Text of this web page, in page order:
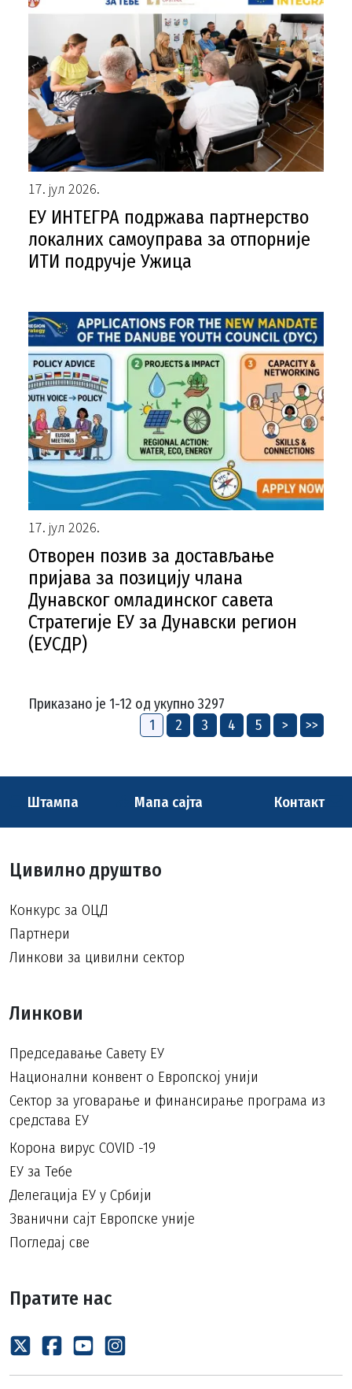
17. јул 2026.
ЕУ ИНТЕГРА подржава партнерство
локалних самоуправа за отпорније
ИТИ подручје Ужица
17. јул 2026.
Отворен позив за достављање
пријава за позицију члана
Дунавског омладинског савета
Стратегије ЕУ за Дунавски регион
(ЕУСДР)
Приказано је 1-12 од укупно 3297
1
2 3 4 5 > >>
Штампа Мапа сајта Контакт
Цивилно друштво
Конкурс за ОЦД
Партнери
Линкови за цивилни сектор
Линкови
Председавање Савету ЕУ
Национални конвент о Европској унији
Сектор за уговарање и финансирање програма из
средстава ЕУ
Корона вирус COVID -19
ЕУ за Тебе
Делегација ЕУ у Србији
Званични сајт Европске уније
Погледај све
Пратите нас